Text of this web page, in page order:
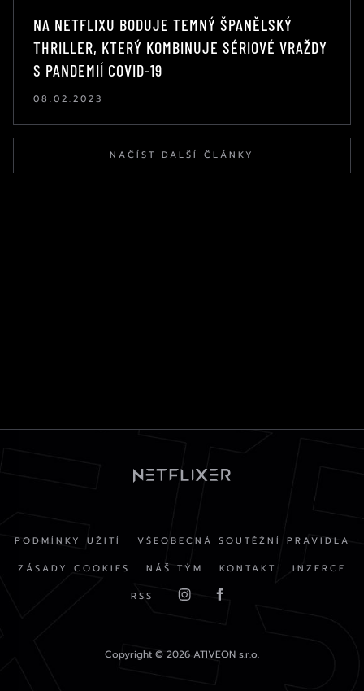
NA NETFLIXU BODUJE TEMNÝ ŠPANĚLSKÝ
THRILLER, KTERÝ KOMBINUJE SÉRIOVÉ VRAŽDY
S PANDEMIÍ COVID-19
08.02.2023
NAČÍST DALŠÍ ČLÁNKY
PODMÍNKY UŽITÍ
VŠEOBECNÁ SOUTĚŽNÍ PRAVIDLA
ZÁSADY COOKIES
NÁŠ TÝM KONTAKT
INZERCE
RSS
Copyright © 2026 ATIVEON s.r.o.